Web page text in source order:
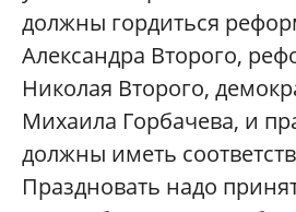
должны гордиться
Александра Второго,
Николая Второго,
Михаила Горбачева, и
должны иметь
Праздновать надо